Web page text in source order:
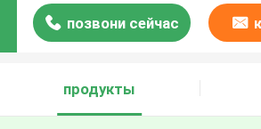
позвони сейчас
продукты